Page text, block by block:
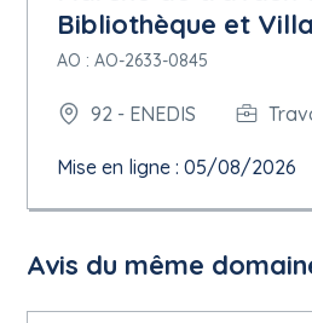
Date de fin de durée: 31/12/2031.
Nombre maximum de
5.1.5.Valeur
Valeur maximale de l'accord-
5.1.6.Informations générales
Bibliothèque et
AO : AO-2633-0845
92 - ENEDIS
Mise en ligne : 05/08/2026
Avis du même